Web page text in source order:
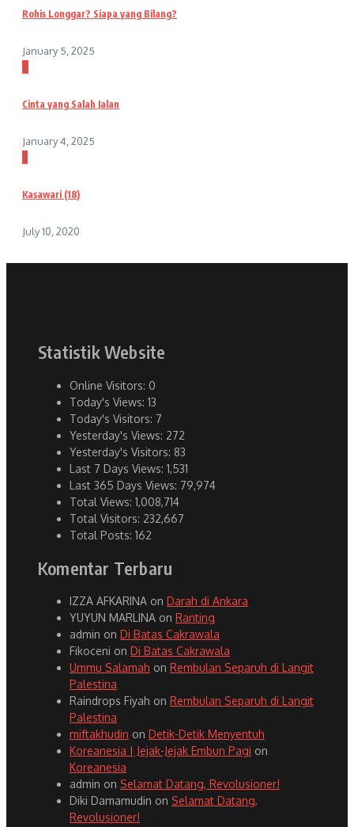
Rohis Longgar? Siapa yang Bilang?
January 5, 2025
2
Cinta yang Salah Jalan
January 4, 2025
3
Kasawari (18)
July 10, 2020
Statistik Website
Online Visitors: 0
Today's Views: 13
Today's Visitors: 7
Yesterday's Views: 272
Yesterday's Visitors: 83
Last 7 Days Views: 1,531
Last 365 Days Views: 79,974
Total Views: 1,008,714
Total Visitors: 232,667
Total Posts: 162
Komentar Terbaru
IZZA AFKARINA on Darah di Ankara
YUYUN MARLINA on Ranting
admin on Di Batas Cakrawala
Fikoceni on Di Batas Cakrawala
Ummu Salamah on Rembulan Separuh di Langit
Palestina
Raindrops Fiyah on Rembulan Separuh di Langit
Palestina
miftakhudin on Detik-Detik Menyentuh
Koreanesia | Jejak-Jejak Embun Pagi on
Koreanesia
admin on Selamat Datang, Revolusioner!
Diki Damamudin on Selamat Datang,
Revolusioner!